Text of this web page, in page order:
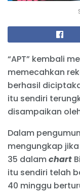
“APT” kembali
memecahkan
berhasil
itu sendiri
disampaikan
Dalam
mengungkap jika
35 dalamchart
itu sendiri telah
40 minggu